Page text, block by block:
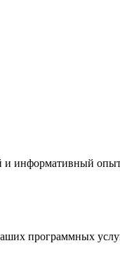
и информативный
программных